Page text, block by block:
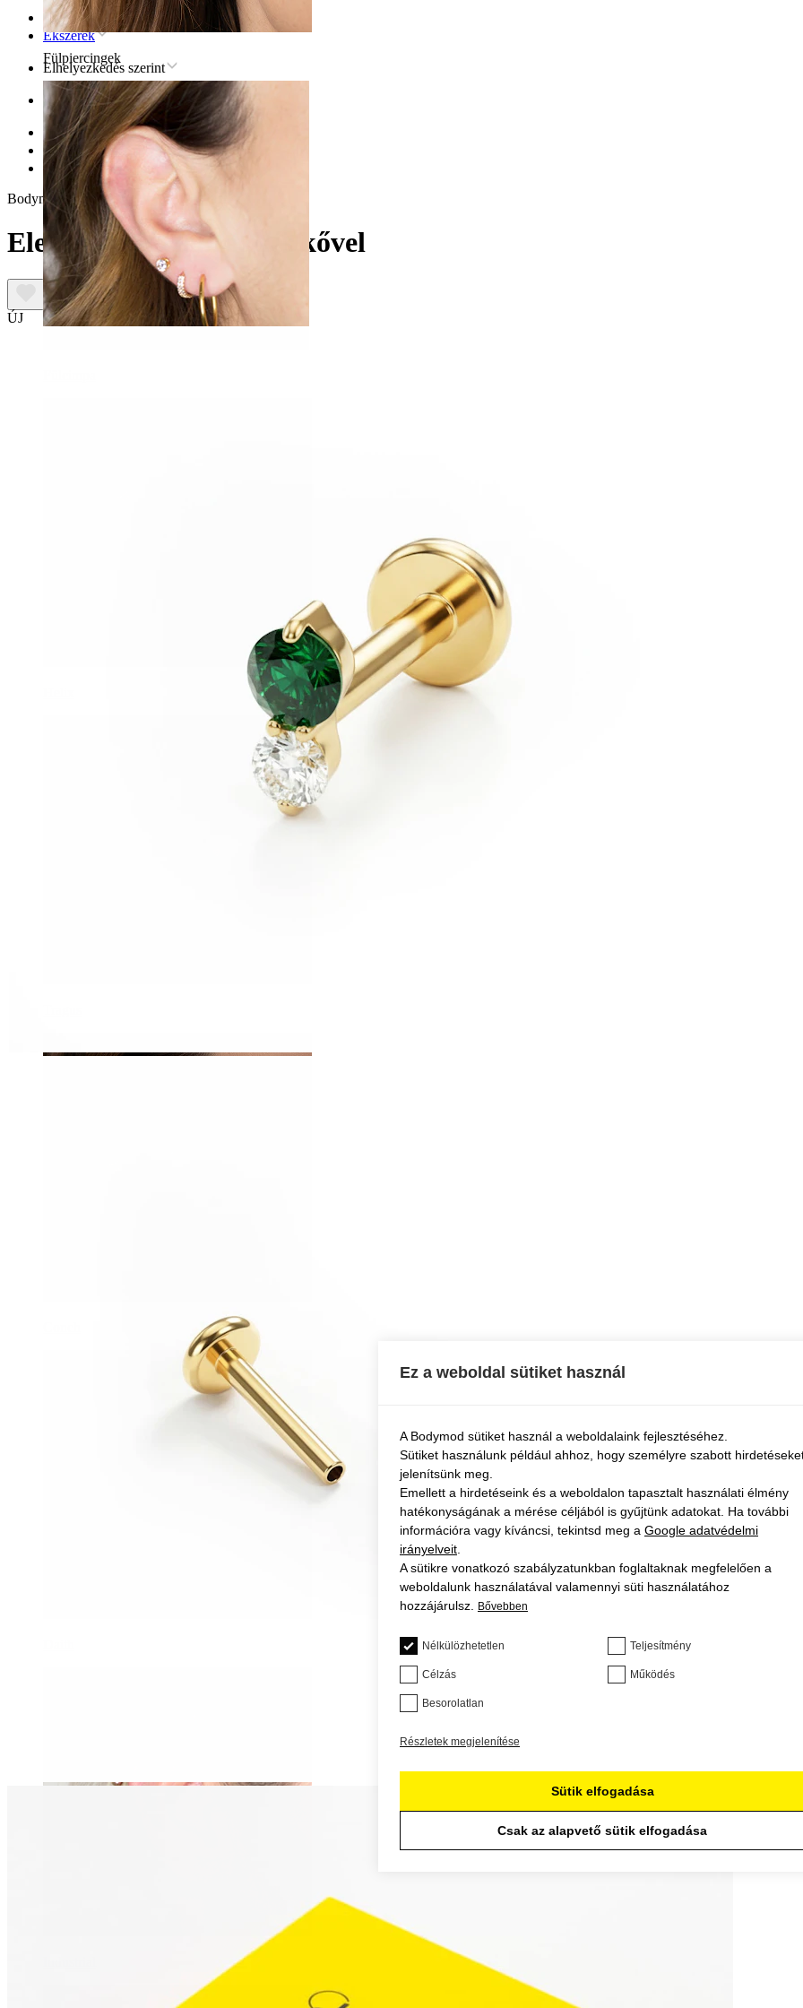
Fülpiercingek
Kezdőlap
Ékszerek
Elhelyezkedés szerint
Fül
Helix
Titán helix piercingékszer
Elegáns titán labret két kővel
Bodymod Premium
Elegáns titán labret két kővel
ÚJ
Ez a weboldal sütiket használ
A Bodymod sütiket használ a weboldalaink fejlesztéséhez.
Sütiket használunk például ahhoz, hogy személyre szabott
jelenítsünk meg.
Emellett a hirdetéseink és a weboldalon tapasztalt használati élmény
hatékonyságának a mérése céljából is gyűjtünk adatokat. Ha további
információra vagy kíváncsi, tekintsd meg a Google adatvédelmi
irányelveit
A sütikre vonatkozó szabályzatunkban foglaltaknak megfelelően a
weboldalunk használatával valamennyi süti használatához
hozzájárulsz.
Bővebben
Nélkülözhetetlen Teljesítmény
Célzás Működés
Besorolatlan
Részletek megjelenítése
Sütik elfogadása
Csak az alapvető sütik elfogadása